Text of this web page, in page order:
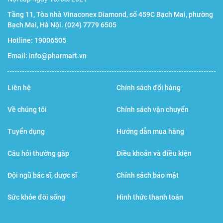
đầu cảm biến lâu trong cồn hoặc nước nóng (50°C hoặc
hơn).
- Cất nhiệt kế trong vỏ đựng.
Cần bảo quản nhiệt kế điện tử MC-246 đúng cách sau khi
Tầng 11, Tòa nhà Vinaconex Diamond, số 459C Bạch Mai, phường
Bạch Mai, Hà Nội. (024) 7779 6505
Hotline: 19006505
Email: info@pharmart.vn
Liên hệ
Về chúng tôi
Tuyển dụng
Câu hỏi thường gặp
Đội ngũ bác sĩ, dược sĩ
Sức khỏe đời sống
Chính sách đổi hàng
Chính sách vận chuyển
Hướng dẫn mua hàng
Điều khoản và điều kiện
Chính sách bảo mật
Hình thức thanh toán